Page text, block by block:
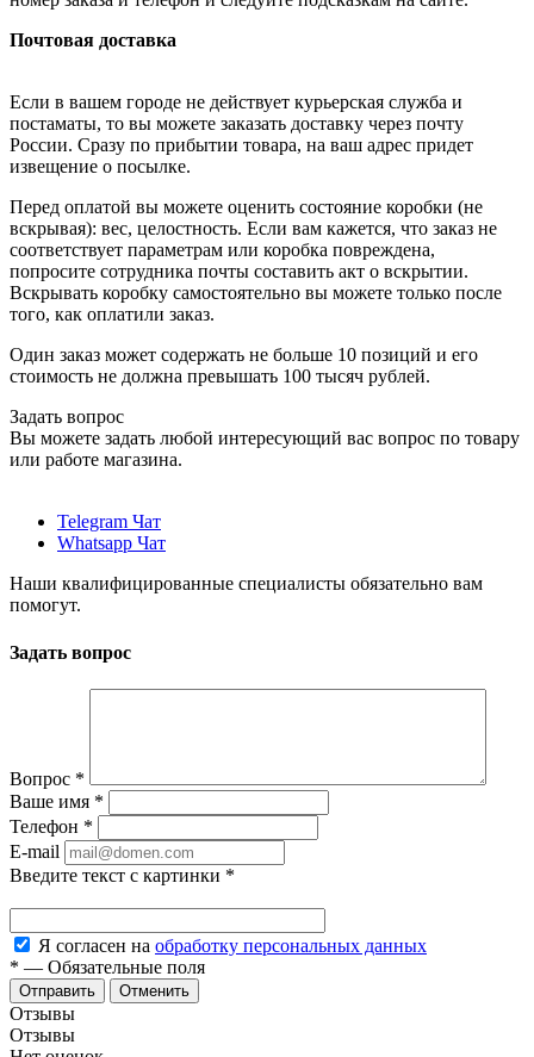
Почтовая доставка
Если в вашем городе не действует курьерская служба и
постаматы, то вы можете заказать доставку через почту
России. Сразу по прибытии товара, на ваш адрес придет
извещение о посылке.
Перед оплатой вы можете оценить состояние коробки (не
вскрывая): вес, целостность. Если вам кажется, что заказ не
соответствует параметрам или коробка повреждена,
попросите сотрудника почты составить акт о вскрытии.
Вскрывать коробку самостоятельно вы можете только после
того, как оплатили заказ.
Один заказ может содержать не больше 10 позиций и его
стоимость не должна превышать 100 тысяч рублей.
Задать вопрос
Вы можете задать любой интересующий вас вопрос по товару
или работе магазина.
Telegram Чат
Whatsapp Чат
Наши квалифицированные специалисты обязательно вам
помогут.
Задать вопрос
Вопрос *
Ваше имя *
Телефон *
E-mail
Введите текст с картинки *
Я согласен на обработку персональных данных
* — Обязательные поля
Отменить
Отзывы
Отзывы